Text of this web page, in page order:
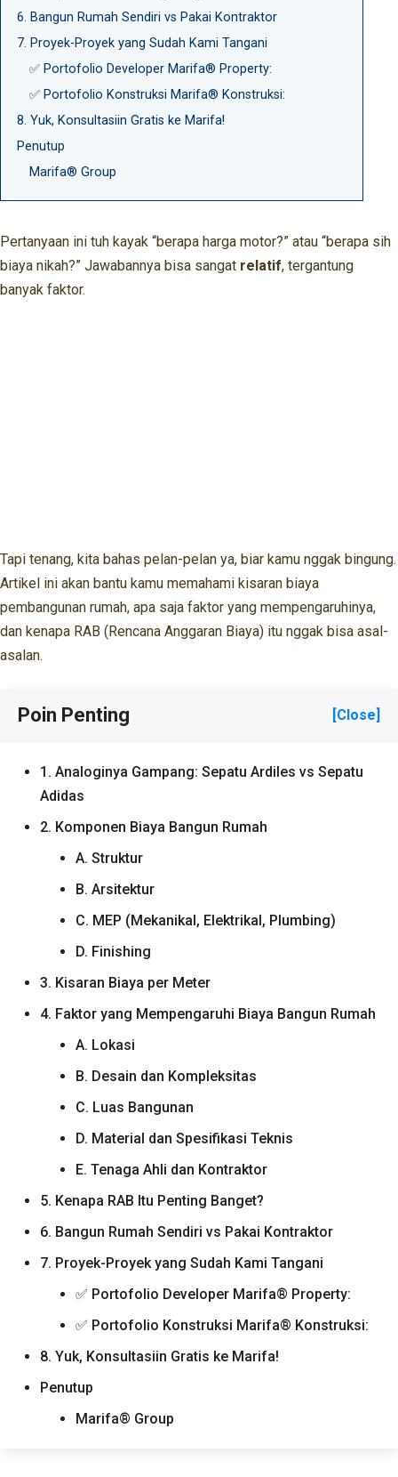
6. Bangun Rumah Sendiri vs Pakai Kontraktor
7. Proyek-Proyek yang Sudah Kami Tangani
✅ Portofolio Developer Marifa® Property:
✅ Portofolio Konstruksi Marifa® Konstruksi:
8. Yuk, Konsultasiin Gratis ke Marifa!
Penutup
Marifa® Group
Pertanyaan ini tuh kayak “berapa harga motor?” atau “berapa sih
biaya nikah?” Jawabannya bisa sangat relatif, tergantung
banyak faktor.
Tapi tenang, kita bahas pelan-pelan ya, biar kamu nggak bingung.
Artikel ini akan bantu kamu memahami kisaran biaya
pembangunan rumah, apa saja faktor yang mempengaruhinya,
dan kenapa RAB (Rencana Anggaran Biaya) itu nggak bisa asal-
asalan.
Poin Penting [Close]
1. Analoginya Gampang: Sepatu Ardiles vs Sepatu
Adidas
2. Komponen Biaya Bangun Rumah
A. Struktur
B. Arsitektur
C. MEP (Mekanikal, Elektrikal, Plumbing)
D. Finishing
3. Kisaran Biaya per Meter
4. Faktor yang Mempengaruhi Biaya Bangun Rumah
A. Lokasi
B. Desain dan Kompleksitas
C. Luas Bangunan
D. Material dan Spesifikasi Teknis
E. Tenaga Ahli dan Kontraktor
5. Kenapa RAB Itu Penting Banget?
6. Bangun Rumah Sendiri vs Pakai Kontraktor
7. Proyek-Proyek yang Sudah Kami Tangani
✅ Portofolio Developer Marifa® Property:
✅ Portofolio Konstruksi Marifa® Konstruksi:
8. Yuk, Konsultasiin Gratis ke Marifa!
Penutup
Marifa® Group